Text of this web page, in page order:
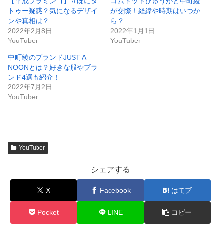
トゥー疑惑？気になるデザイ
ンや真相は？
2022年2月8日
YouTuber
が交際！経緯や時期はいつか
ら？
2022年1月1日
YouTuber
中町綾のブランドJUST A
NOONとは？好きな服やブラ
ンド4選も紹介！
2022年7月2日
YouTuber
YouTuber
シェアする
X Facebook はてブ
Pocket LINE コピー